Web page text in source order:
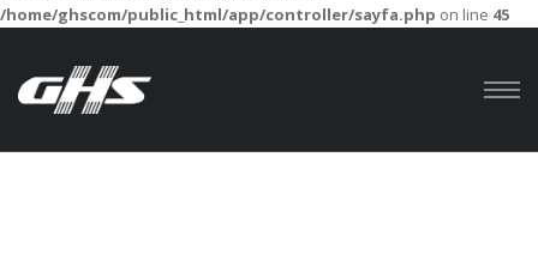
/home/ghscom/public_html/app/controller/sayfa.php on line 45